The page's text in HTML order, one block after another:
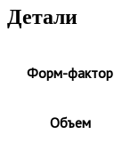
Детали
Форм-фактор
Объем